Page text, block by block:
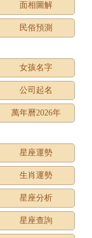
面相圖解
民俗預測
女孩名字
公司起名
萬年曆2026年
星座運勢
生肖運勢
星座分析
星座查詢